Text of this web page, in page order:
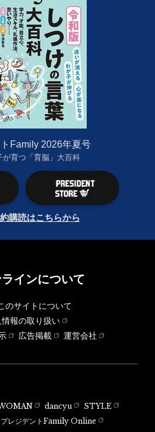
Family 2026年夏号
が育つ「育脳」大百科
購読はこちらから
インについて
のサイトについて
情報の取り扱い
広告掲載
運営会社
dancyu
STYLE
プレジデントFamily Online